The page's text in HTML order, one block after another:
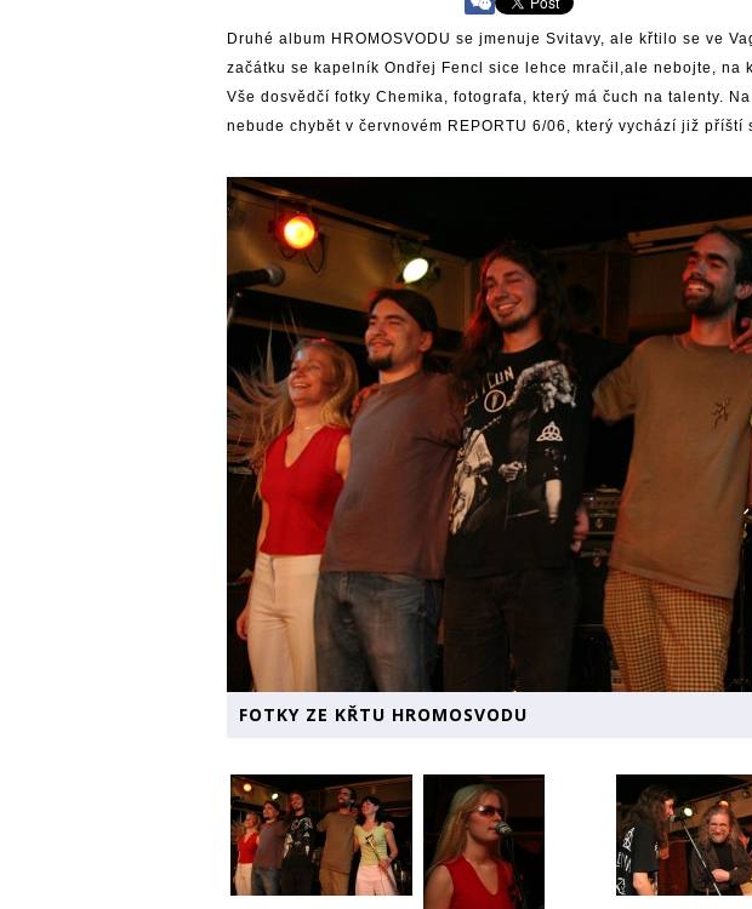
Druhé album HROMOSVODU se jmenuje Svitavy, ale křtilo se ve
začátku se kapelník Ondřej Fencl sice lehce mračil,ale nebojte, na
Vše dosvědčí fotky Chemika, fotografa, který má čuch na talenty.
nebude chybět v červnovém REPORTU 6/06, který vychází již příští
FOTKY ZE KŘTU HROMOSVODU